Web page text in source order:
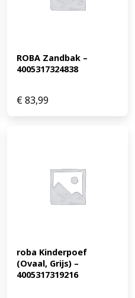
ROBA Zandbak –
4005317324838
€83,99
roba Kinderpoef
(Ovaal, Grijs) –
4005317319216